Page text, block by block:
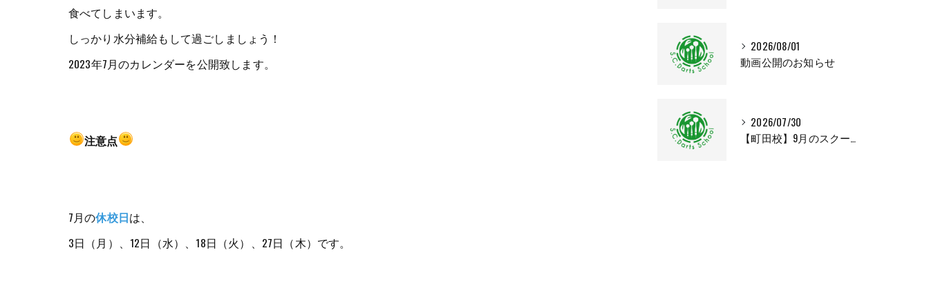
食べてしまいます。
しっかり水分補給もして過ごしましょう！
2023年7月のカレンダーを公開致します。
注意点
7月の休校日は、
3日（月）、12日（水）、18日（火）、27日（木）です。
2026/08/01
動画公開のお知らせ
2026/07/30
【町田校】9月のスクールカレンダー